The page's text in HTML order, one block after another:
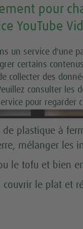
pour
YouTube
un service d'une
certains
collecter des
consulter les
pour regarder
En savoir plus
Accepter
de plastique à
mélanger les
le tofu et bien
couvrir le plat et